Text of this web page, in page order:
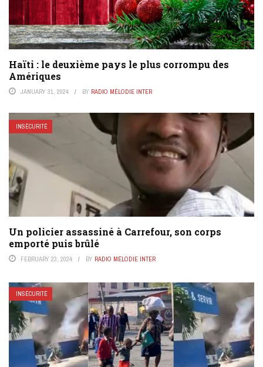
Haïti : le deuxième pays le plus corrompu des
Amériques
JANUARY 31, 2024 BY RADIO MÉLODIE INTER
INSÉCURITÉ
Un policier assassiné à Carrefour, son corps
emporté puis brûlé
FEBRUARY 23, 2024 BY RADIO MÉLODIE INTER
INSÉCURITÉ